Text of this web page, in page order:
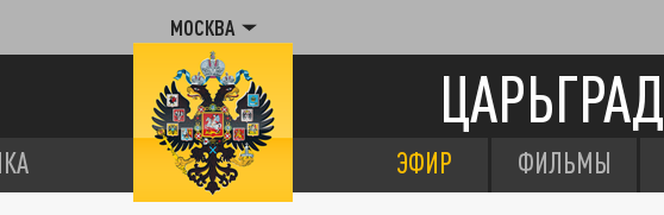
МОСКВА
ЦАРЬГРАД
ЭФИР ФИЛЬМЫ